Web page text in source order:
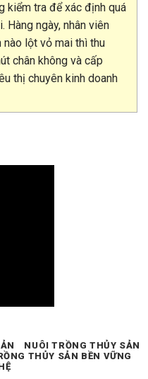
kiểm tra để xác định quá
Hàng ngày, nhân viên
nào lột vỏ mai thì thu
chân không và cấp
thị chuyên kinh doanh
NUÔI TRỒNG THỦY SẢN
THỦY SẢN BỀN VỮNG